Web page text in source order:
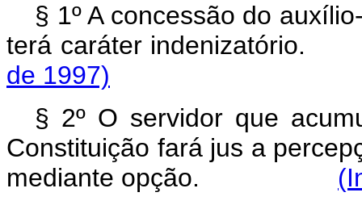
§ 1º A concessão do
terá caráter
de 1997)
§ 2º O servidor que
Constituição fará jus a
mediante opção.